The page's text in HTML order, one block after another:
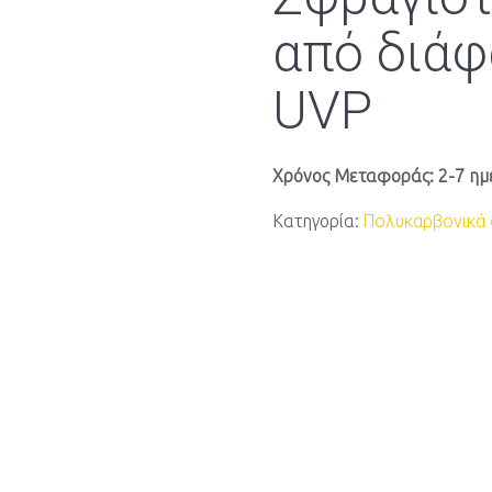
από
UVP
Χρόνος Μεταφοράς: 2-7
Κατηγορία: